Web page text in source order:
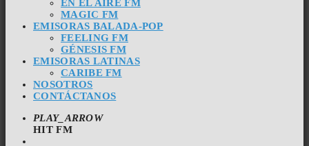
EN EL AIRE FM
MAGIC FM
EMISORAS BALADA-POP
FEELING FM
GÉNESIS FM
EMISORAS LATINAS
CARIBE FM
NOSOTROS
CONTÁCTANOS
PLAY_ARROW
HIT FM